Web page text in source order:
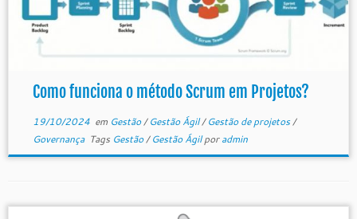
Como funciona o método Scrum em Projetos?
19/10/2024em Gestão/Gestão Ágil/Gestão de projetos/
Governança Tags Gestão/Gestão Ágilporadmin